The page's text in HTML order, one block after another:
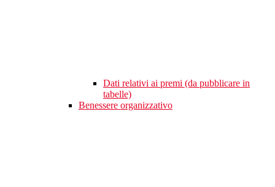
Dati relativi ai premi (da pubblicare in
tabelle)
Benessere organizzativo